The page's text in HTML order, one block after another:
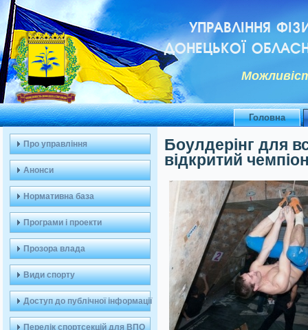
УПРАВЛІННЯ
ДОНЕЦЬКОЇ
Головна
Про управління
Анонси
Нормативна база
Програми і проекти
Прозора влада
Види спорту
Доступ до публічної інформації
Перелік спортсекцій для ВПО
Боулдерінг для
відкритий